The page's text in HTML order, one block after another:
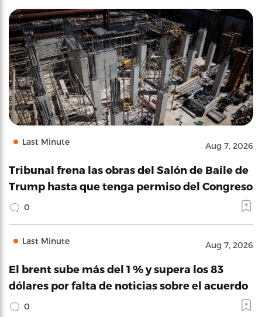
Last Minute Aug 7, 2026
Tribunal frena las obras del Salón de Baile de
Trump hasta que tenga permiso del Congreso
0
Last Minute Aug 7, 2026
El brent sube más del 1 % y supera los 83
dólares por falta de noticias sobre el acuerdo
0